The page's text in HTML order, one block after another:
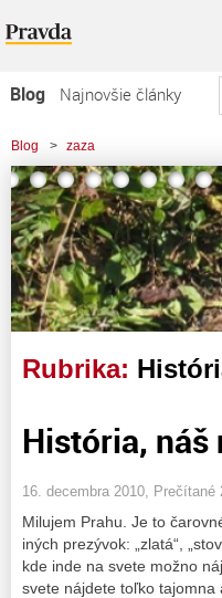
Blog
Najnovšie články
Najčítanejšie články
Najkomentovanejšie články
Zoznam blogov
Komerčné blogy
Blog > zaza
Rubrika:
História,
16. decembra 2010, Prečítané
Milujem Prahu. Je to
iných prezývok: „zlatá“,
kde inde na svete možno
svete nájdete toľko